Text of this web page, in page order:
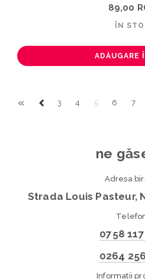
89,00
ÎN
ADĂUGARE
« 3 4 5 6 7
ne
Adresa
Strada Louis Pasteur,
0758
0264
Informatii